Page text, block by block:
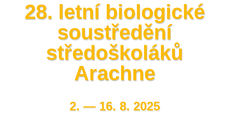
28. letní biologické
soustředění
středoškoláků
Arachne
2. — 16. 8. 2025